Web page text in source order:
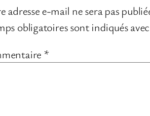
adresse e-mail ne sera pas
obligatoires sont indiqués avec
*